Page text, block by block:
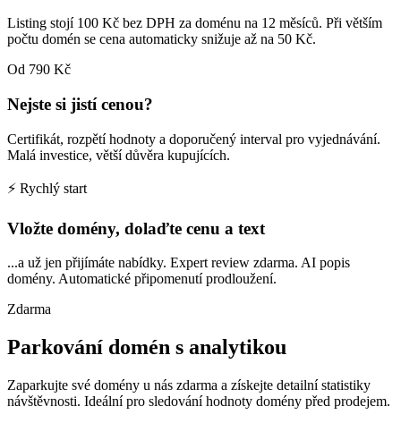
Listing stojí 100 Kč bez DPH za doménu na 12 měsíců. Při větším
počtu domén se cena automaticky snižuje až na 50 Kč.
Od 790 Kč
Nejste si jistí cenou?
Certifikát, rozpětí hodnoty a doporučený interval pro vyjednávání.
Malá investice, větší důvěra kupujících.
⚡ Rychlý start
Vložte domény, dolaďte cenu a text
...a už jen přijímáte nabídky. Expert review zdarma. AI popis
domény. Automatické připomenutí prodloužení.
Zdarma
Parkování domén s analytikou
Zaparkujte své domény u nás zdarma a získejte detailní statistiky
návštěvnosti. Ideální pro sledování hodnoty domény před prodejem.